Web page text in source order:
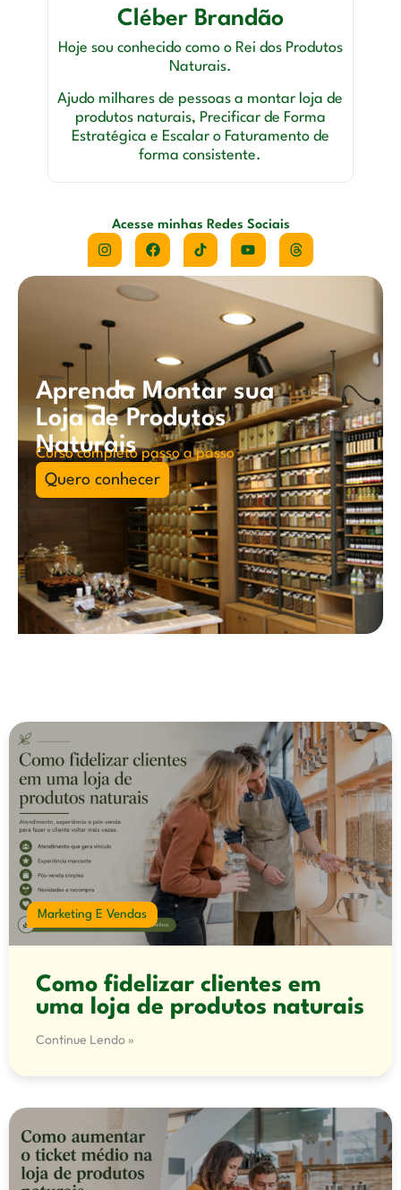
Cléber Brandão
Hoje sou conhecido como o Rei dos Produtos
Naturais.
Ajudo milhares de pessoas a montar loja de
produtos naturais, Precificar de Forma
Estratégica e Escalar o Faturamento de
forma consistente.
Acesse minhas Redes Sociais
Aprenda Montar sua
Loja de Produtos
Naturais
Curso completo passo a passo
Quero conhecer
Marketing E Vendas
Como fidelizar clientes em
uma loja de produtos naturais
Continue Lendo »